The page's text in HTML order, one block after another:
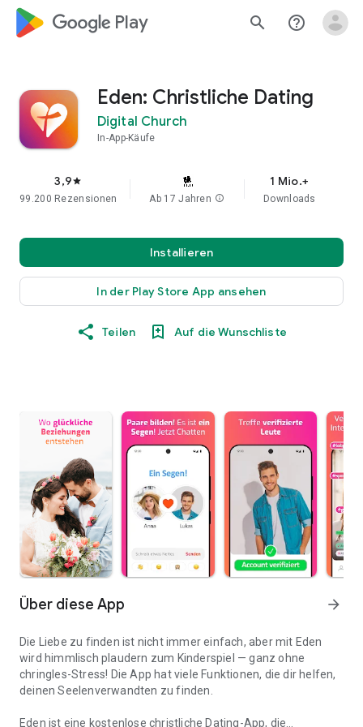
google_logo Play search help_outline
Eden: Christliche Dating
Digital Church
In-App-Käufe
3,9star
99.200 Rezensionen Ab 17 Jahren info
1 Mio.+
Downloads
Installieren
In der Play Store App ansehen
Teilen Auf die Wunschliste
Über diese App arrow_forward
Die Liebe zu finden ist nicht immer einfach, aber mit Eden
wird himmlisch plaudern zum Kinderspiel — ganz ohne
chringles-Stress! Die App hat viele Funktionen, die dir helfen,
deinen Seelenverwandten zu finden.
Eden ist eine kostenlose christliche Dating-App, die